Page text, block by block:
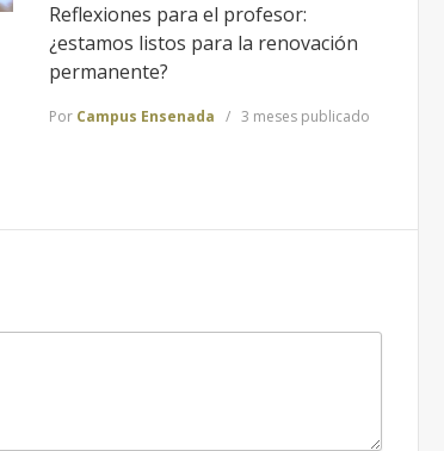
Reflexiones para el profesor:
¿estamos listos para la renovación
permanente?
Por Campus Ensenada 3 meses publicado